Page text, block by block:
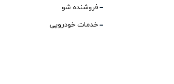
فروشنده شو
خدمات خودرویی